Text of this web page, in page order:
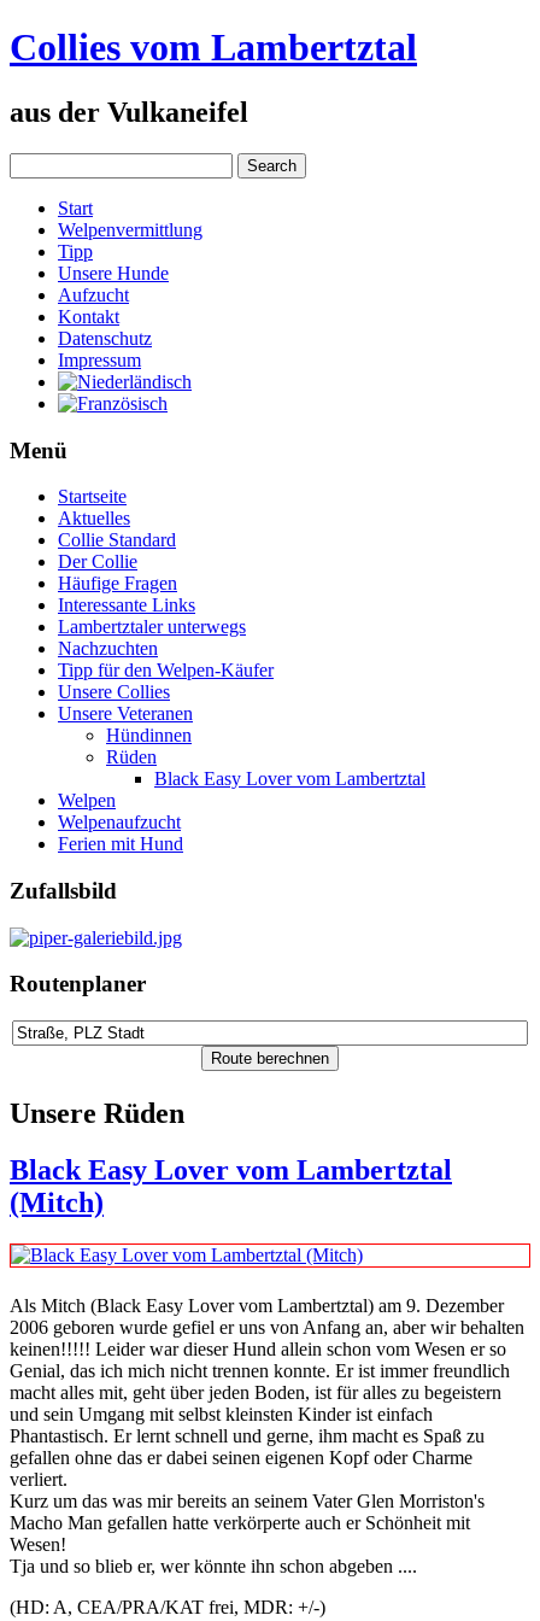
Collies vom Lambertztal
aus der Vulkaneifel
Start
Welpenvermittlung
Tipp
Unsere Hunde
Aufzucht
Kontakt
Datenschutz
Impressum
Menü
Startseite
Aktuelles
Collie Standard
Der Collie
Häufige Fragen
Interessante Links
Lambertztaler unterwegs
Nachzuchten
Tipp für den Welpen-Käufer
Unsere Collies
Unsere Veteranen
Hündinnen
Rüden
Black Easy Lover vom Lambertztal
Welpen
Welpenaufzucht
Ferien mit Hund
Zufallsbild
Routenplaner
Unsere Rüden
Black Easy Lover vom Lambertztal
(Mitch)
Als Mitch (Black Easy Lover vom Lambertztal) am 9. Dezember
2006 geboren wurde gefiel er uns von Anfang an, aber wir behalten
keinen!!!!! Leider war dieser Hund allein schon vom Wesen er so
Genial, das ich mich nicht trennen konnte. Er ist immer freundlich
macht alles mit, geht über jeden Boden, ist für alles zu begeistern
und sein Umgang mit selbst kleinsten Kinder ist einfach
Phantastisch. Er lernt schnell und gerne, ihm macht es Spaß zu
gefallen ohne das er dabei seinen eigenen Kopf oder Charme
verliert.
Kurz um das was mir bereits an seinem Vater Glen Morriston's
Macho Man gefallen hatte verkörperte auch er Schönheit mit
Wesen!
Tja und so blieb er, wer könnte ihn schon abgeben ....
(HD: A, CEA/PRA/KAT frei, MDR: +/-)